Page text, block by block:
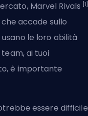
Marvel Rivals [1]
accade sullo
le loro abilità
ai tuoi
è importante
essere difficile